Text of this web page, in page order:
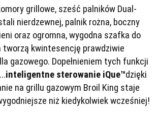
grillowe, sześć palników Dual-
nierdzewnej, palnik rożna, boczny
oraz ogromna, wygodna szafka do
tworzą kwintesencję prawdziwie
gazowego. Dopełnieniem tych funkcji
inteligentne sterowanie iQue™dzięki
na grillu gazowym Broil King staje
niż kiedykolwiek wcześniej!